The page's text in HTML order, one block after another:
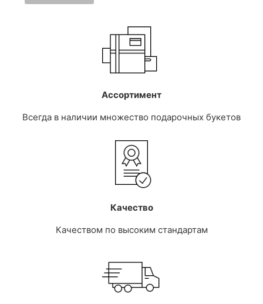
Ассортимент
Всегда в наличии множество подарочных букетов
Качество
Качеством по высоким стандартам